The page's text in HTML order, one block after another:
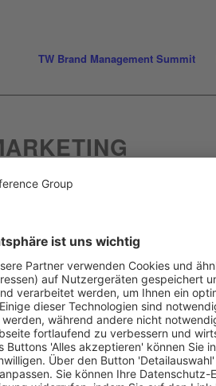
TW Brand Management Summit